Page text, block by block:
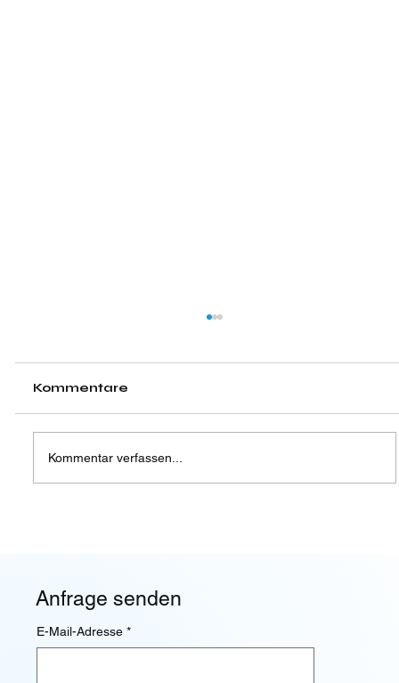
Kommentare
Kommentar verfassen...
E-Mail-Adresse *
Anfrage senden